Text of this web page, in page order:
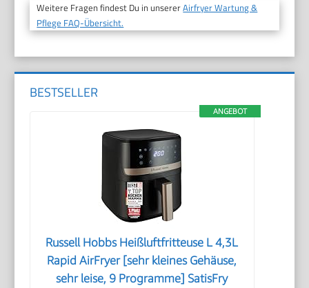
Weitere Fragen findest Du in unsererAirfryer Wartung &
Pflege FAQ-Übersicht.
BESTSELLER
ANGEBOT
Russell Hobbs Heißluftfritteuse L 4,3L
Rapid AirFryer [sehr kleines Gehäuse,
sehr leise, 9 Programme] SatisFry